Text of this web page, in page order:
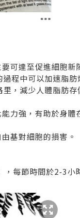
可達至促進細胞新
程中可以加速脂
，減少人體脂肪
力強，有助於身體
基對細胞的損害。
每節時間於2-3小